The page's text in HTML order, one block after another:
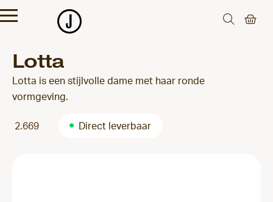
Lotta
Lotta is een stijlvolle dame met haar ronde
vormgeving.
2.669 Direct leverbaar